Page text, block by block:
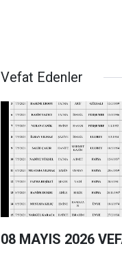
Vefat Edenler
08 MAYIS 2026